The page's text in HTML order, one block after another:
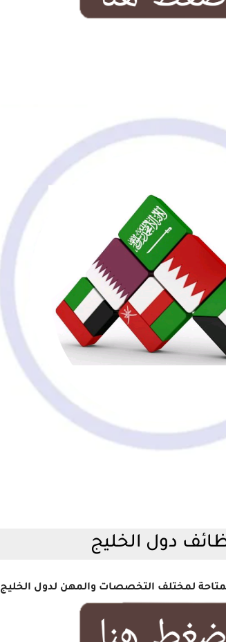
دول الخليج
لمختلف التخصصات والمهن لدول الخليج